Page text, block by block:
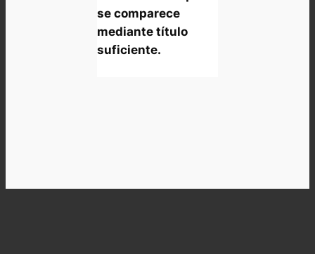
se comparece
mediante título
suficiente.